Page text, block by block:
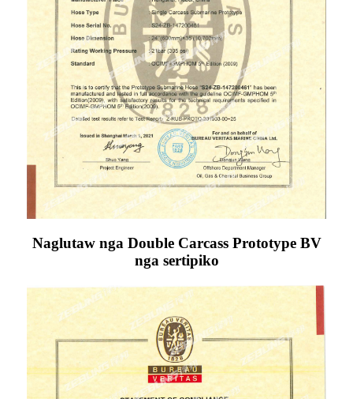
Naglutaw nga Double Carcass Prototype BV
nga sertipiko